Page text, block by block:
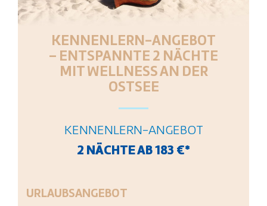
KENNENLERN-ANGEBOT
– ENTSPANNTE 2 NÄCHTE
MIT WELLNESS AN DER
OSTSEE
KENNENLERN-ANGEBOT
2 NÄCHTE AB 183 €*
URLAUBSANGEBOT